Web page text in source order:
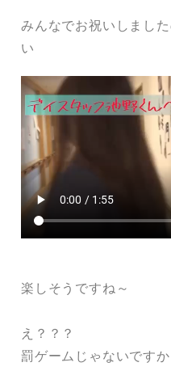
みんなでお祝いしまし
い
楽しそうですね～
え？？？
罰ゲームじゃないですか